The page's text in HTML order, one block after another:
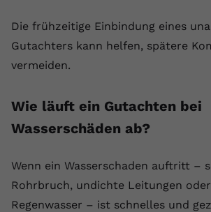
Die frühzeitige Einbindung eines
Gutachters kann helfen, spätere
vermeiden.
Wie läuft ein Gutachten bei
Wasserschäden ab?
Wenn ein Wasserschaden auftritt –
Rohrbruch, undichte Leitungen
Regenwasser – ist schnelles und